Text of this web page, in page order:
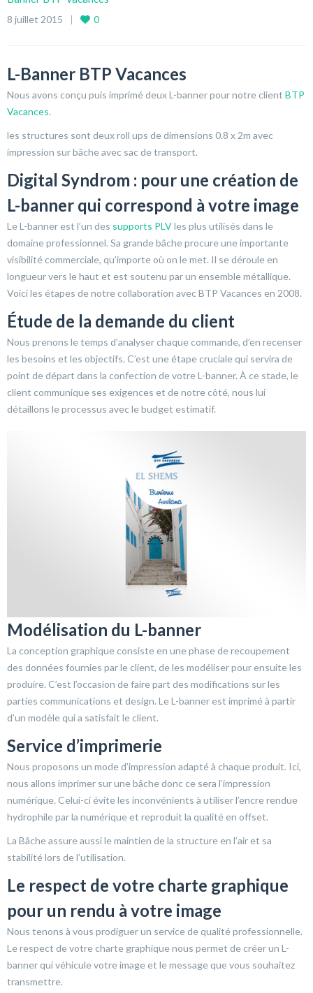
8 juillet 2015 0
L-Banner BTP Vacances
Nous avons conçu puis imprimé deux L-banner pour notre client BTP
Vacances.
les structures sont deux roll ups de dimensions 0.8 x 2m avec
impression sur bâche avec sac de transport.
Digital Syndrom : pour une création de
L-banner qui correspond à votre image
Le L-banner est l’un des supports PLVles plus utilisés dans le
domaine professionnel. Sa grande bâche procure une importante
visibilité commerciale, qu’importe où on le met. Il se déroule en
longueur vers le haut et est soutenu par un ensemble métallique.
Voici les étapes de notre collaboration avec BTP Vacances en 2008.
Étude de la demande du client
Nous prenons le temps d’analyser chaque commande, d’en recenser
les besoins et les objectifs. C’est une étape cruciale qui servira de
point de départ dans la confection de votre L-banner. À ce stade, le
client communique ses exigences et de notre côté, nous lui
détaillons le processus avec le budget estimatif.
Modélisation du L-banner
La conception graphique consiste en une phase de recoupement
des données fournies par le client, de les modéliser pour ensuite les
produire. C’est l’occasion de faire part des modifications sur les
parties communications et design. Le L-banner est imprimé à partir
d’un modèle qui a satisfait le client.
Service d’imprimerie
Nous proposons un mode d’impression adapté à chaque produit. Ici,
nous allons imprimer sur une bâche donc ce sera l’impression
numérique. Celui-ci évite les inconvénients à utiliser l’encre rendue
hydrophile par la numérique et reproduit la qualité en offset.
La Bâche assure aussi le maintien de la structure en l’air et sa
stabilité lors de l’utilisation.
Le respect de votre charte graphique
pour un rendu à votre image
Nous tenons à vous prodiguer un service de qualité professionnelle.
Le respect de votre charte graphique nous permet de créer un L-
banner qui véhicule votre image et le message que vous souhaitez
transmettre.